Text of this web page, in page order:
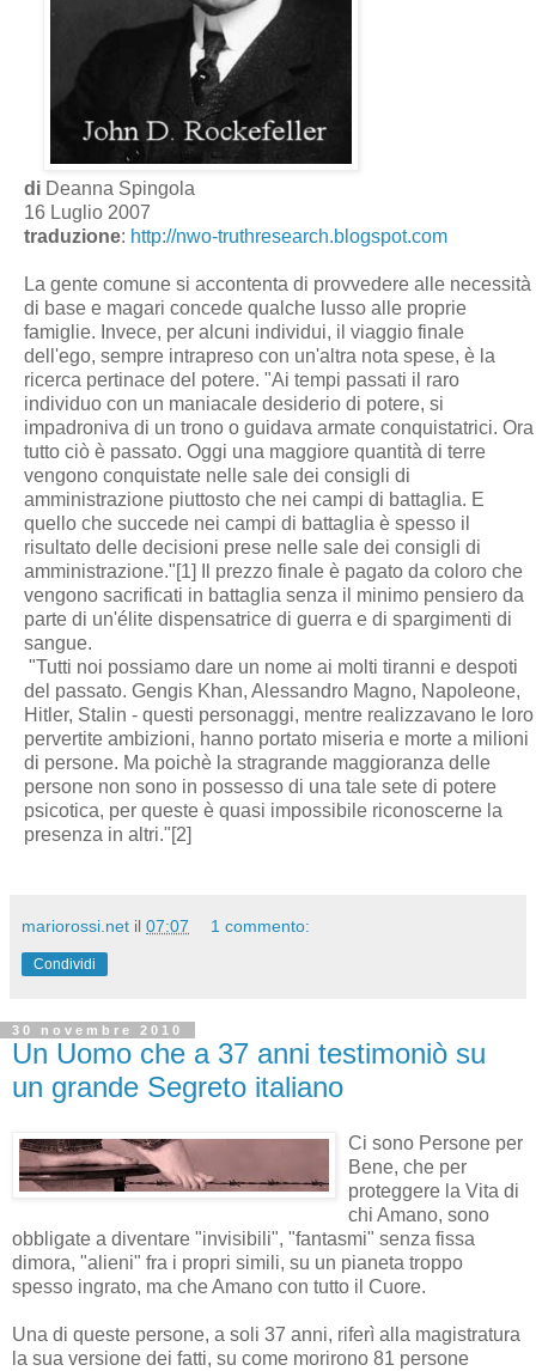
di Deanna Spingola
16 Luglio 2007
traduzione: http://nwo-truthresearch.blogspot.com
La gente comune si accontenta di provvedere alle necessità
di base e magari concede qualche lusso alle proprie
famiglie. Invece, per alcuni individui, il viaggio finale
dell'ego, sempre intrapreso con un'altra nota spese, è la
ricerca pertinace del potere. "Ai tempi passati il raro
individuo con un maniacale desiderio di potere, si
impadroniva di un trono o guidava armate conquistatrici. Ora
tutto ciò è passato. Oggi una maggiore quantità di terre
vengono conquistate nelle sale dei consigli di
amministrazione piuttosto che nei campi di battaglia. E
quello che succede nei campi di battaglia è spesso il
risultato delle decisioni prese nelle sale dei consigli di
amministrazione."[1] Il prezzo finale è pagato da coloro che
vengono sacrificati in battaglia senza il minimo pensiero da
parte di un'élite dispensatrice di guerra e di spargimenti di
sangue.
"Tutti noi possiamo dare un nome ai molti tiranni e despoti
del passato. Gengis Khan, Alessandro Magno, Napoleone,
Hitler, Stalin - questi personaggi, mentre realizzavano le loro
pervertite ambizioni, hanno portato miseria e morte a milioni
di persone. Ma poichè la stragrande maggioranza delle
persone non sono in possesso di una tale sete di potere
psicotica, per queste è quasi impossibile riconoscerne la
presenza in altri."[2]
mariorossi.net il 07:07 1 commento:
Condividi
30 novembre 2010
Un Uomo che a 37 anni testimoniò su
un grande Segreto italiano
Ci sono Persone per
Bene, che per
proteggere la Vita di
chi Amano, sono
obbligate a diventare "invisibili", "fantasmi" senza fissa
dimora, "alieni" fra i propri simili, su un pianeta troppo
spesso ingrato, ma che Amano con tutto il Cuore.
Una di queste persone, a soli 37 anni, riferì alla magistratura
la sua versione dei fatti, su come morirono 81 persone